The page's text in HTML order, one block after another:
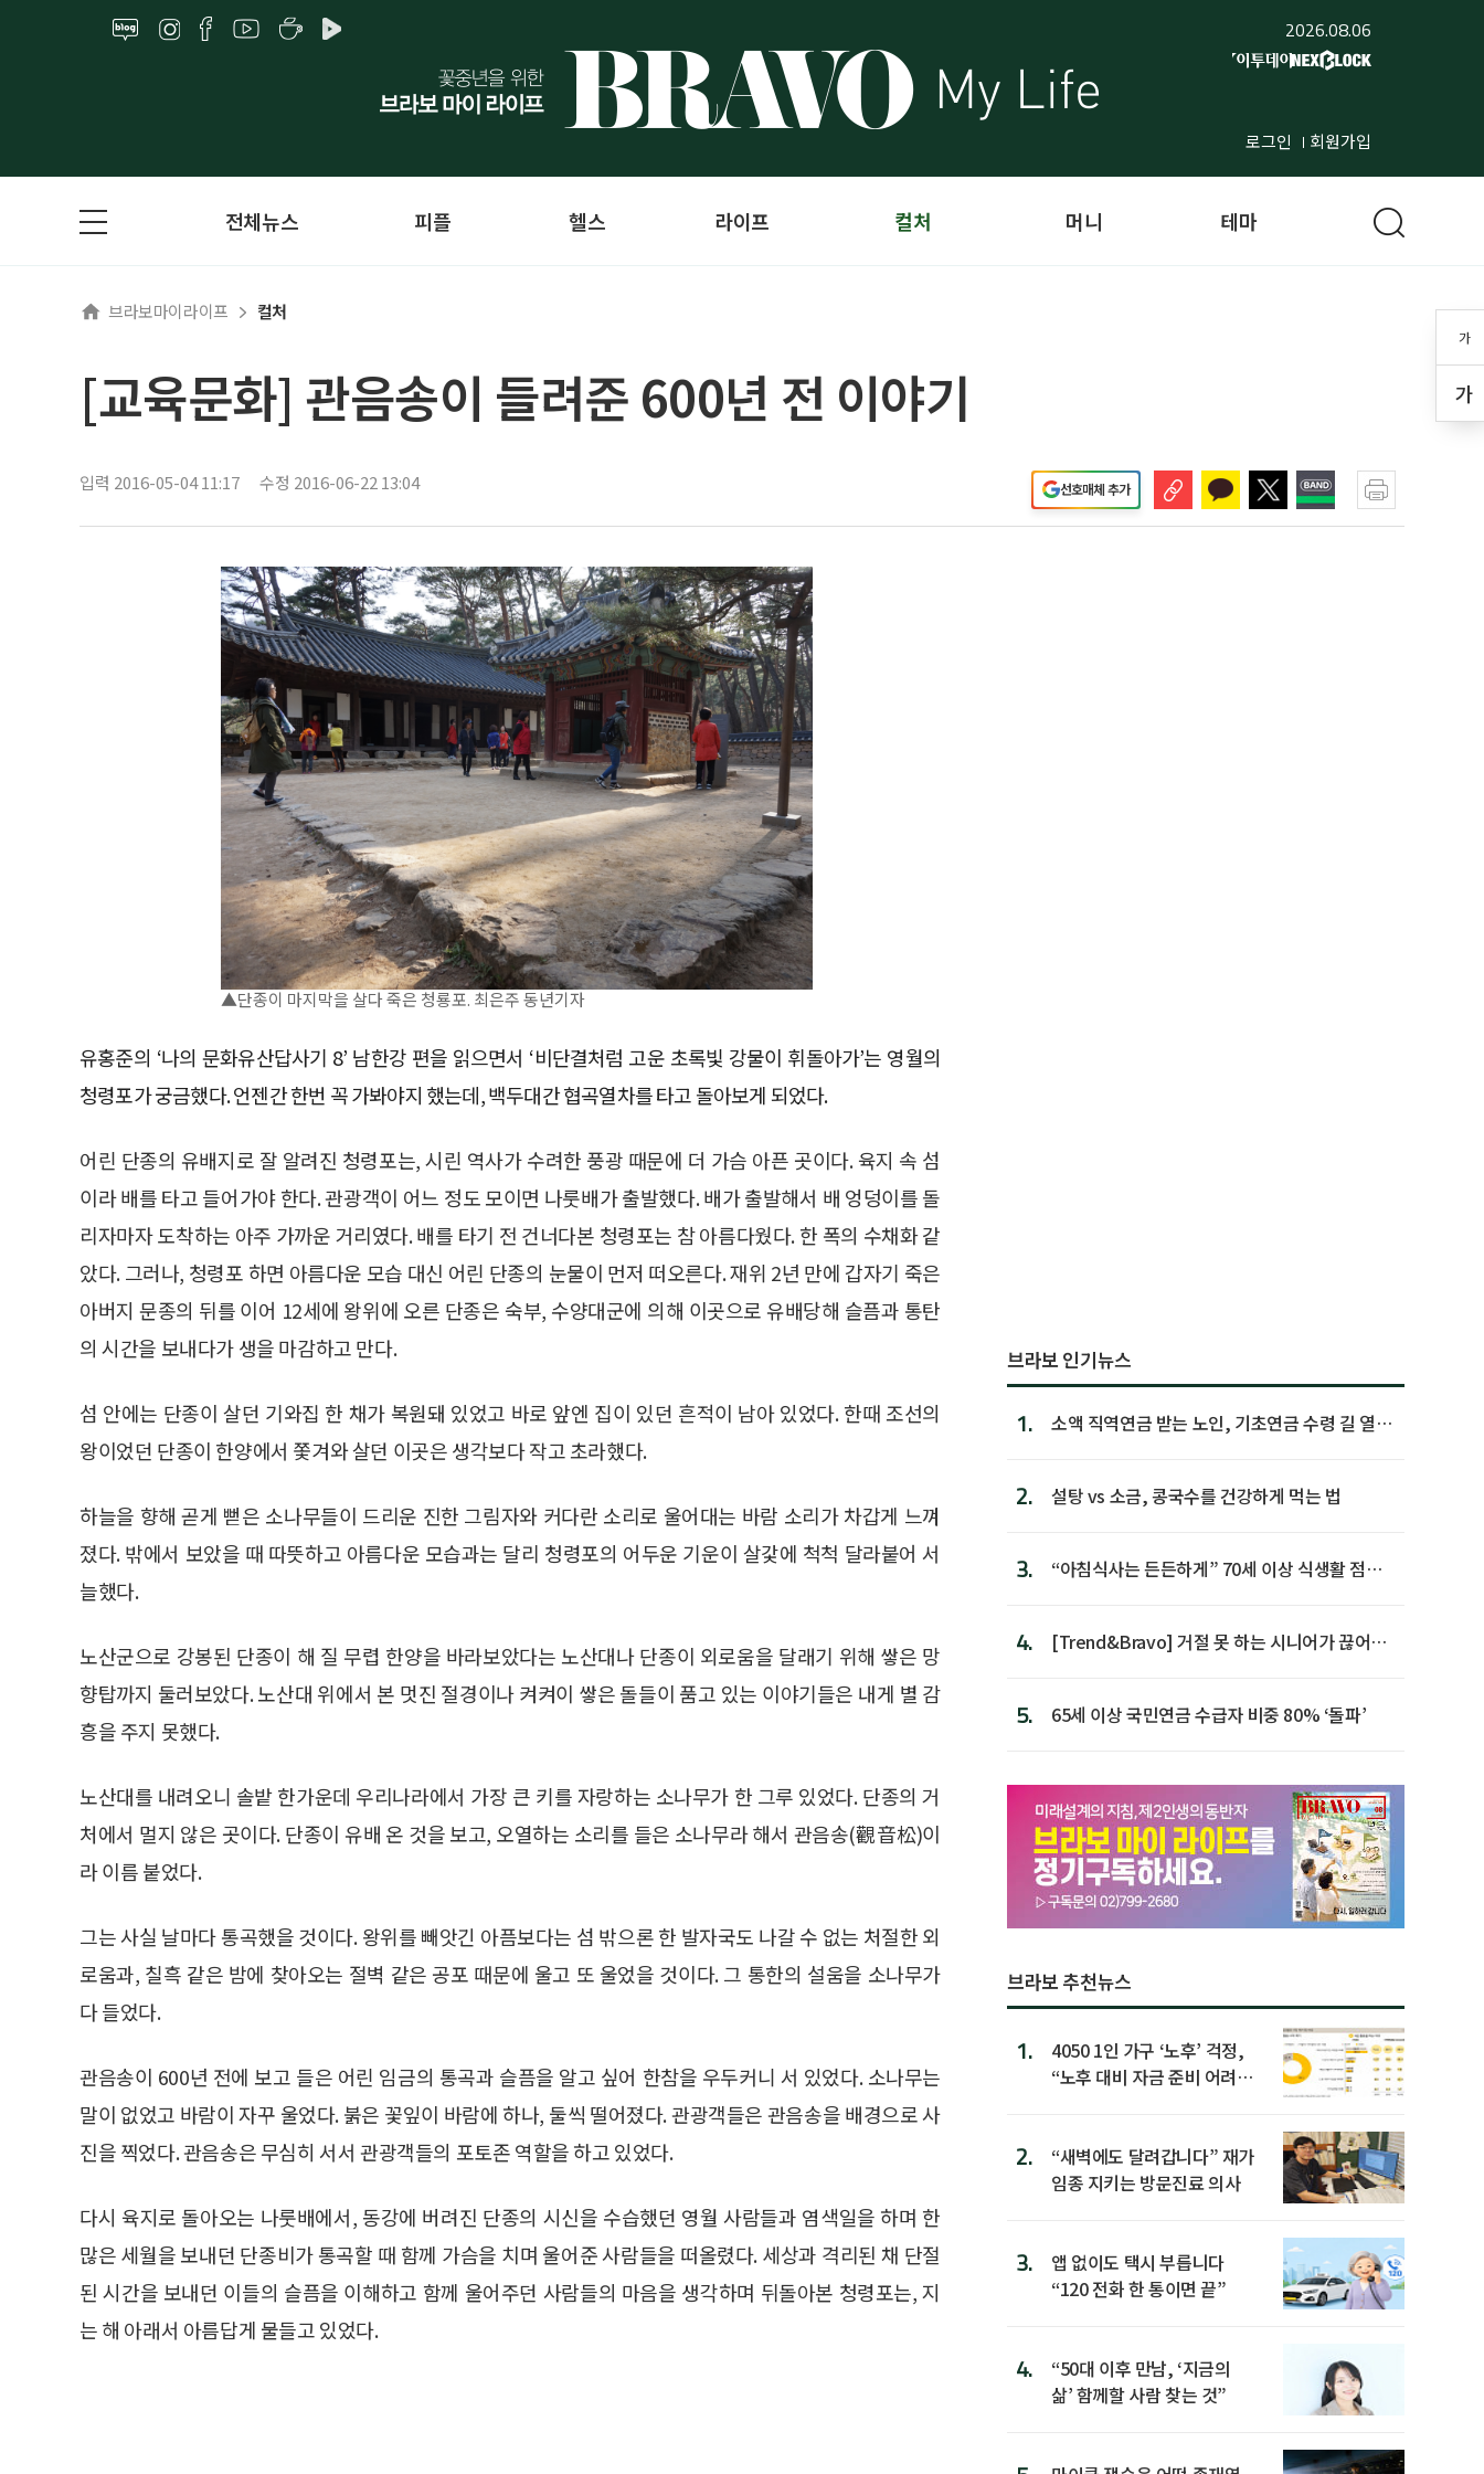
2026.08.06
로그인 회원가입
가
가
전체뉴스 피플 헬스 라이프 컬처 머니 테마
브라보마이라이프 컬처
[교육문화] 관음송이 들려준 600년 전 이야기
입력 2016-05-04 11:17 수정 2016-06-22 13:04 선호매체 추가
▲단종이 마지막을 살다 죽은 청룡포. 최은주 동년기자
유홍준의 ‘나의 문화유산답사기 8’ 남한강 편을 읽으면서 ‘비단결처럼 고운 초록빛 강물이 휘돌아가’는 영월의
청령포가 궁금했다. 언젠간 한번 꼭 가봐야지 했는데, 백두대간 협곡열차를 타고 돌아보게 되었다.
어린 단종의 유배지로 잘 알려진 청령포는, 시린 역사가 수려한 풍광 때문에 더 가슴 아픈 곳이다. 육지 속 섬
이라 배를 타고 들어가야 한다. 관광객이 어느 정도 모이면 나룻배가 출발했다. 배가 출발해서 배 엉덩이를 돌
리자마자 도착하는 아주 가까운 거리였다. 배를 타기 전 건너다본 청령포는 참 아름다웠다. 한 폭의 수채화 같
았다. 그러나, 청령포 하면 아름다운 모습 대신 어린 단종의 눈물이 먼저 떠오른다. 재위 2년 만에 갑자기 죽은
아버지 문종의 뒤를 이어 12세에 왕위에 오른 단종은 숙부, 수양대군에 의해 이곳으로 유배당해 슬픔과 통탄
의 시간을 보내다가 생을 마감하고 만다.
섬 안에는 단종이 살던 기와집 한 채가 복원돼 있었고 바로 앞엔 집이 있던 흔적이 남아 있었다. 한때 조선의
왕이었던 단종이 한양에서 쫓겨와 살던 이곳은 생각보다 작고 초라했다.
하늘을 향해 곧게 뻗은 소나무들이 드리운 진한 그림자와 커다란 소리로 울어대는 바람 소리가 차갑게 느껴
졌다. 밖에서 보았을 때 따뜻하고 아름다운 모습과는 달리 청령포의 어두운 기운이 살갗에 척척 달라붙어 서
늘했다.
노산군으로 강봉된 단종이 해 질 무렵 한양을 바라보았다는 노산대나 단종이 외로움을 달래기 위해 쌓은 망
향탑까지 둘러보았다. 노산대 위에서 본 멋진 절경이나 켜켜이 쌓은 돌들이 품고 있는 이야기들은 내게 별 감
흥을 주지 못했다.
노산대를 내려오니 솔밭 한가운데 우리나라에서 가장 큰 키를 자랑하는 소나무가 한 그루 있었다. 단종의 거
처에서 멀지 않은 곳이다. 단종이 유배 온 것을 보고, 오열하는 소리를 들은 소나무라 해서 관음송(觀音松)이
라 이름 붙었다.
그는 사실 날마다 통곡했을 것이다. 왕위를 빼앗긴 아픔보다는 섬 밖으론 한 발자국도 나갈 수 없는 처절한 외
로움과, 칠흑 같은 밤에 찾아오는 절벽 같은 공포 때문에 울고 또 울었을 것이다. 그 통한의 설움을 소나무가
다 들었다.
관음송이 600년 전에 보고 들은 어린 임금의 통곡과 슬픔을 알고 싶어 한참을 우두커니 서 있었다. 소나무는
말이 없었고 바람이 자꾸 울었다. 붉은 꽃잎이 바람에 하나, 둘씩 떨어졌다. 관광객들은 관음송을 배경으로 사
진을 찍었다. 관음송은 무심히 서서 관광객들의 포토존 역할을 하고 있었다.
다시 육지로 돌아오는 나룻배에서, 동강에 버려진 단종의 시신을 수습했던 영월 사람들과 염색일을 하며 한
많은 세월을 보내던 단종비가 통곡할 때 함께 가슴을 치며 울어준 사람들을 떠올렸다. 세상과 격리된 채 단절
된 시간을 보내던 이들의 슬픔을 이해하고 함께 울어주던 사람들의 마음을 생각하며 뒤돌아본 청령포는, 지
는 해 아래서 아름답게 물들고 있었다.
브라보 인기뉴스
1.
소액 직역연금 받는 노인, 기초연금 수령 길 열린
2. 설탕 vs 소금, 콩국수를 건강하게 먹는 법
3.
“아침식사는 든든하게” 70세 이상 식생활 점수
4.
[Trend&Bravo] 거절 못 하는 시니어가 끊어야
5. 65세 이상 국민연금 수급자 비중 80% ‘돌파’
브라보 추천뉴스
1.
4050 1인 가구 ‘노후’ 걱정,
“노후 대비 자금 준비 어려
2.
“새벽에도 달려갑니다” 재가
임종 지키는 방문진료 의사
3.
앱 없이도 택시 부릅니다
“120 전화 한 통이면 끝”
4.
“50대 이후 만남, ‘지금의
삶’ 함께할 사람 찾는 것”